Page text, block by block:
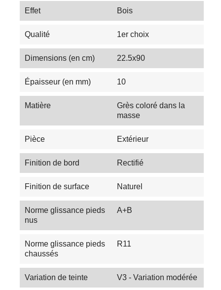
Effet Bois
Qualité 1er choix
Dimensions (en cm) 22.5x90
Épaisseur (en mm) 10
Matière
Grès coloré dans la
masse
Pièce Extérieur
Finition de bord Rectifié
Finition de surface Naturel
Norme glissance pieds
nus
A+B
Norme glissance pieds
chaussés
R11
Variation de teinte V3 - Variation modérée